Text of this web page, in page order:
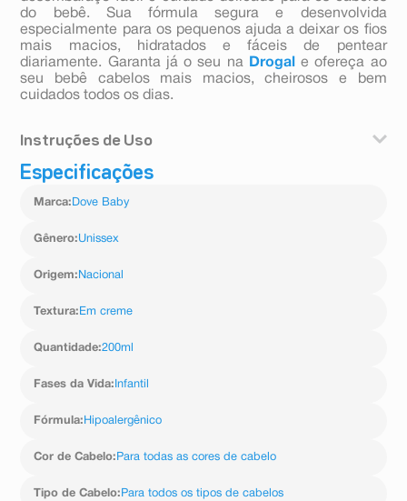
do bebê. Sua fórmula segura e desenvolvida
especialmente para os pequenos ajuda a deixar os fios
mais macios, hidratados e fáceis de pentear
diariamente. Garanta já o seu naDrogal
e ofereça ao
seu bebê cabelos mais macios, cheirosos e bem
cuidados todos os dias.
Instruções de Uso
Após lavar os cabelos com shampoo, aplique uma
molhados do bebê. Massageie suavemente e enxágue
Especificações
Marca: Dove Baby
Gênero:Unissex
Origem: Nacional
Textura: Em creme
Quantidade:200ml
Fases da Vida: Infantil
Fórmula: Hipoalergênico
Cor de Cabelo: Para todas as cores de cabelo
Tipo de Cabelo: Para todos os tipos de cabelos